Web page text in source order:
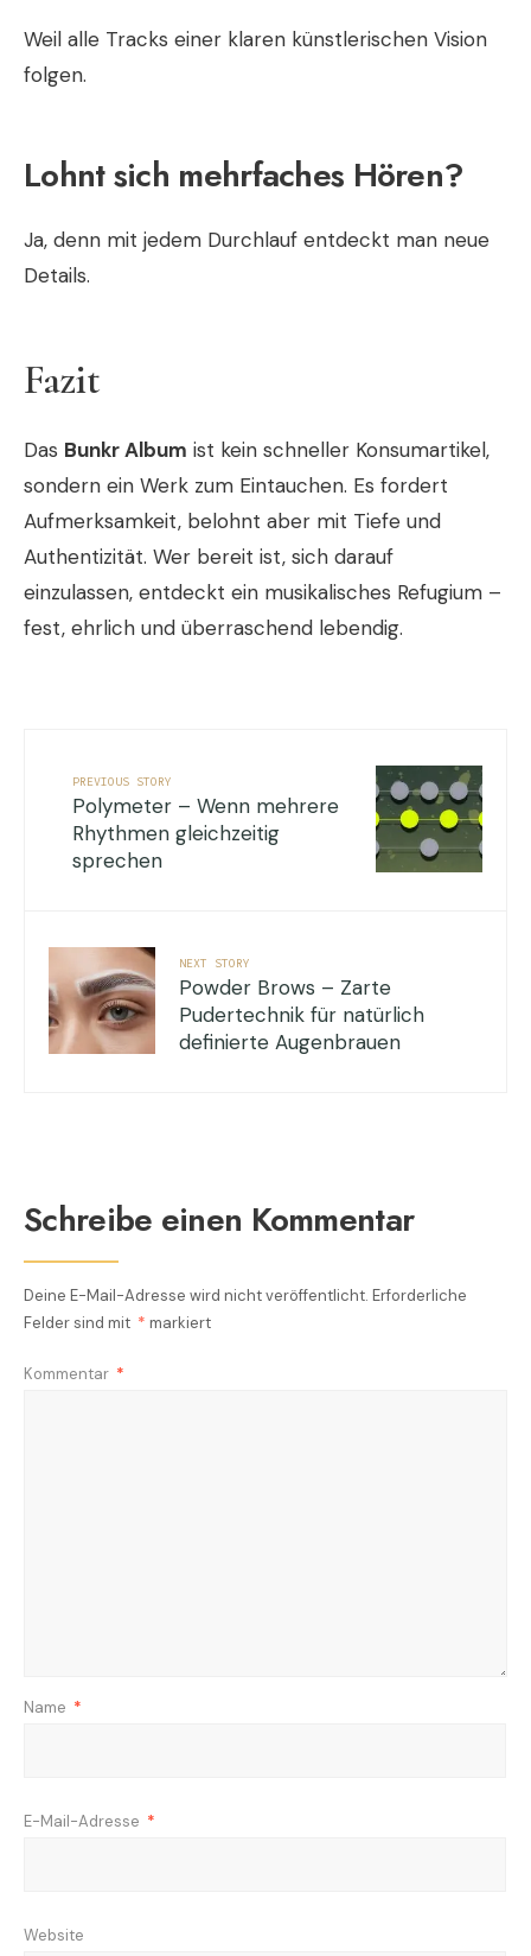
Weil alle Tracks einer klaren künstlerischen Vision
folgen.
Lohnt sich mehrfaches Hören?
Ja, denn mit jedem Durchlauf entdeckt man neue
Details.
Fazit
Das Bunkr Album ist kein schneller Konsumartikel,
sondern ein Werk zum Eintauchen. Es fordert
Aufmerksamkeit, belohnt aber mit Tiefe und
Authentizität. Wer bereit ist, sich darauf
einzulassen, entdeckt ein musikalisches Refugium –
fest, ehrlich und überraschend lebendig.
PREVIOUS STORY
Polymeter – Wenn mehrere
Rhythmen gleichzeitig
sprechen
NEXT STORY
Powder Brows – Zarte
Pudertechnik für natürlich
definierte Augenbrauen
Schreibe einen Kommentar
Deine E-Mail-Adresse wird nicht veröffentlicht. Erforderliche
Felder sind mit * markiert
Kommentar *
Name *
E-Mail-Adresse *
Website